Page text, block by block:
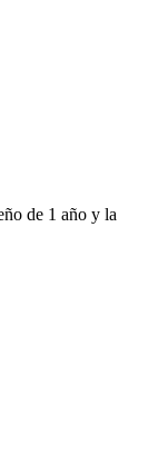
de 1 año y la